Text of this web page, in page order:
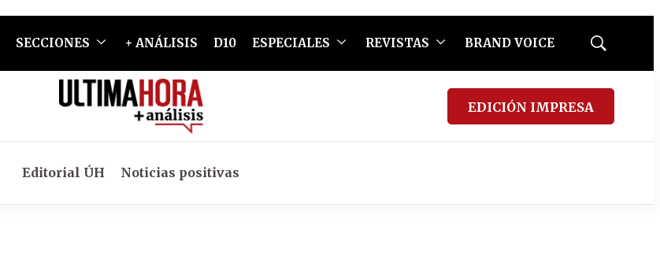
SECCIONES + ANÁLISIS D10 ESPECIALES REVISTAS BRAND VOICE
Mostrar
EDICIÓN IMPRESA
Editorial ÚH Noticias positivas